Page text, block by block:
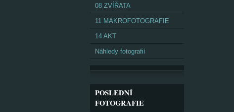
08 ZVÍŘATA
11 MAKROFOTOGRAFIE
14 AKT
Náhledy fotografií
POSLEDNÍ
FOTOGRAFIE